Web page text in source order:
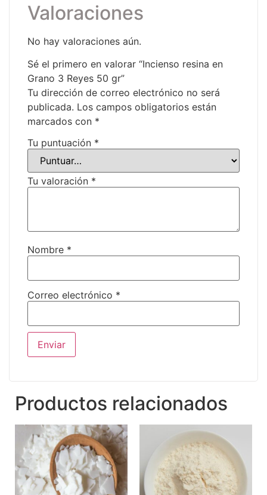
Valoraciones
No hay valoraciones aún.
Sé el primero en valorar “Incienso resina en
Grano 3 Reyes 50 gr”
Tu dirección de correo electrónico no será
publicada. Los campos obligatorios están
marcados con *
Tu puntuación *
Tu valoración *
Nombre *
Correo electrónico *
Productos relacionados